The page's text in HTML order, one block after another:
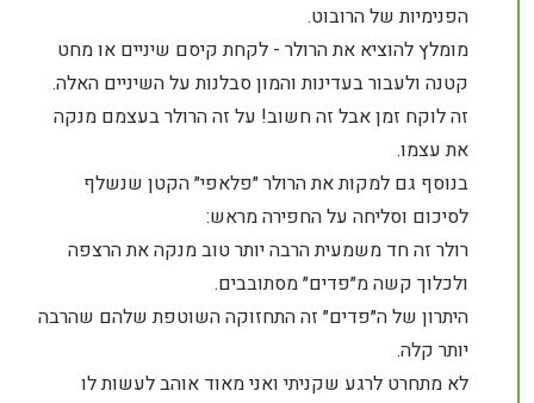
הפנימיות של הרובוט.
מומלץ להוציא את הרולר - לקחת קיסם שיניים או מחט
קטנה ולעבור בעדינות והמון סבלנות על השיניים האלה.
זה לוקח זמן אבל זה חשוב! על זה הרולר בעצמם מנקה
את עצמו.
בנוסף גם למקות את הרולר ״פלאפי״ הקטן שנשלף
לסיכום וסליחה על החפירה מראש:
רולר זה חד משמעית הרבה יותר טוב מנקה את הרצפה
ולכלוך קשה מ״פדים״ מסתובבים.
היתרון של ה״פדים״ זה התחזוקה השוטפת שלהם שהרבה
יותר קלה.
לא מתחרט לרגע שקניתי ואני מאוד אוהב לעשות לו